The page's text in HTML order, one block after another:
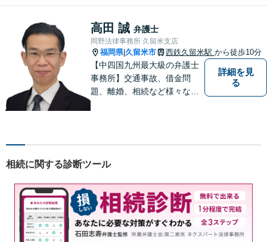
す法人・個人の方々には、経
営課題の解決に向けた最適な
法的サポートを提供し、安定
した経営基盤の構築をお手伝
いいたします。
高田 誠 弁護士
岡野法律事務所 久留米支店
福岡県|久留米市 西鉄久留米駅 から徒歩10分
【中四国九州最大級の弁護士
事務所】交通事故、借金問
題、離婚、相続など様々な問
い！
詳細を見
る
相続に関する診断ツール